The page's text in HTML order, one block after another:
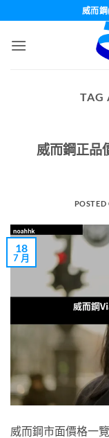
content
威而
TAG
威而鋼正品
18
7 月
威而鋼市面價格一